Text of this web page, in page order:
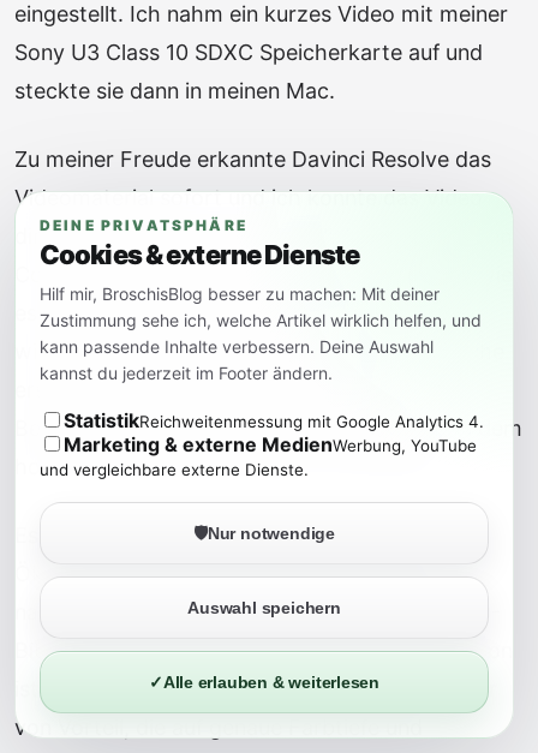
eingestellt. Ich nahm ein kurzes Video mit meiner
Sony U3 Class 10 SDXC Speicherkarte auf und
steckte sie dann in meinen Mac.
Zu meiner Freude erkannte Davinci Resolve das
Videomaterial sofort und ich konnte das Video
direkt bearbeiten, ohne zusätzlich einen externen
es bei Windows manchmal der Fall ist. Das war
wirklich praktisch und hat mir viel Zeit und Mühe
erspart. Ich konnte mich sofort auf die
Bearbeitung konzentrieren und das Beste aus dem
hochwertigen 10-Bit-Material herausholen.
Es ist großartig zu sehen, dass das Mac-
Ökosystem solch hochwertige Aufnahmen
nahtlos unterstützt und die Verarbeitung der 10-
Bit-Videos problemlos ermöglicht. Diese Funktion
ist besonders für professionelle Videobearbeiter
von Vorteil, die auf genaue Farbtiefe und
DEINE PRIVATSPHÄRE
Cookies & externe Dienste
Hilf mir, BroschisBlog besser zu machen: Mit deiner
Zustimmung sehe ich, welche Artikel wirklich helfen, und
kann passende Inhalte verbessern. Deine Auswahl
kannst du jederzeit im Footer ändern.
StatistikReichweitenmessung mit Google Analytics 4.
Marketing & externe MedienWerbung, YouTube
und vergleichbare externe Dienste.
🛡️Nur notwendige
Auswahl speichern
✓Alle erlauben & weiterlesen